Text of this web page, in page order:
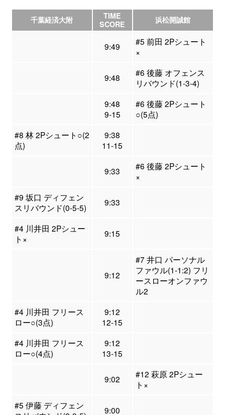
千葉経済大附
TIME
SCORE
浜松開誠館
9:49
#5 前田 2Pシュート
×
9:48
#6 後藤 オフェンス
リバウンド(1-3-4)
9:48
9-15
#6 後藤 2Pシュート
○(5点)
#8 林 2Pシュート○(2
点)
9:38
11-15
9:33
#6 後藤 2Pシュート
×
#9 坂口 ディフェン
スリバウンド(0-5-5)
9:33
#4 川井田 2Pシュー
ト×
9:15
9:12
#7 井口 パーソナル
ファウル(1-1:2) フリ
ースローオンファウ
ル2
#4 川井田 フリース
ロー○(3点)
9:12
12-15
#4 川井田 フリース
ロー○(4点)
9:12
13-15
9:02
#12 萩原 2Pシュー
ト×
#5 伊藤 ディフェン
9:00